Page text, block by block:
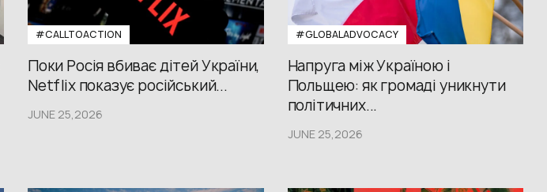
#CALLTOACTION
Поки Росія вбиває дітей України,
Netflix показує російський...
JUNE 25,2026
#GLOBALADVOCACY
Напруга між Україною і
Польщею: як громаді уникнути
політичних...
JUNE 25,2026